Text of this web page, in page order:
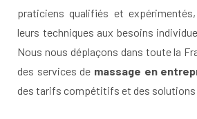
praticiens qualifiés et
leurs techniques aux besoins
Nous nous déplaçons dans toute la
des services de massage en
des tarifs compétitifs et des